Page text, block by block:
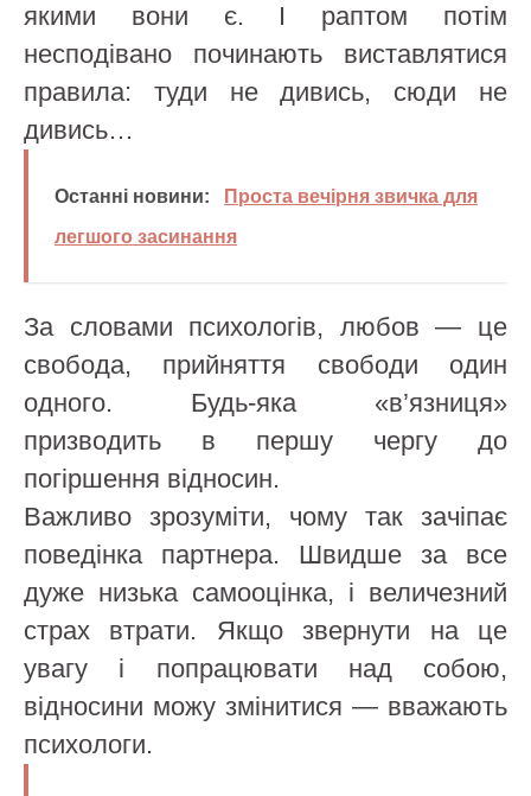
якими вони є. І раптом потім
несподівано починають виставлятися
правила: туди не дивись, сюди не
дивись…
Останні новини:
Проста вечірня звичка для
легшого засинання
За словами психологів, любов — це
свобода, прийняття свободи один
одного. Будь-яка «в’язниця»
призводить в першу чергу до
погіршення відносин.
Важливо зрозуміти, чому так зачіпає
поведінка партнера. Швидше за все
дуже низька самооцінка, і величезний
страх втрати. Якщо звернути на це
увагу і попрацювати над собою,
відносини можу змінитися — вважають
психологи.